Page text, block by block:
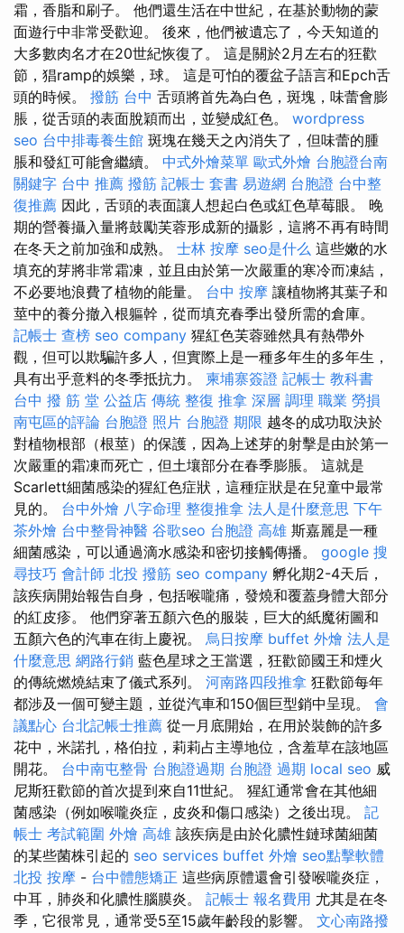
霜，香脂和刷子。 他們還生活在中世紀，在基於動物的蒙
面遊行中非常受歡迎。 後來，他們被遺忘了，今天知道的
大多數肉名才在20世紀恢復了。 這是關於2月左右的狂歡
節，猖ramp的娛樂，球。 這是可怕的覆盆子語言和Epch舌
頭的時候。 撥筋 台中 舌頭將首先為白色，斑塊，味蕾會膨
脹，從舌頭的表面脫穎而出，並變成紅色。 wordpress
seo 台中排毒養生館 斑塊在幾天之內消失了，但味蕾的腫
脹和發紅可能會繼續。 中式外燴菜單 歐式外燴 台胞證台南
關鍵字 台中 推薦 撥筋 記帳士 套書 易遊網 台胞證 台中整
復推薦 因此，舌頭的表面讓人想起白色或紅色草莓眼。 晚
期的營養攝入量將鼓勵芙蓉形成新的攝影，這將不再有時間
在冬天之前加強和成熟。 士林 按摩 seo是什么 這些嫩的水
填充的芽將非常霜凍，並且由於第一次嚴重的寒冷而凍結，
不必要地浪費了植物的能量。 台中 按摩 讓植物將其葉子和
莖中的養分撤入根軀幹，從而填充春季出發所需的倉庫。
記帳士 查榜 seo company 猩紅色芙蓉雖然具有熱帶外
觀，但可以欺騙許多人，但實際上是一種多年生的多年生，
具有出乎意料的冬季抵抗力。 柬埔寨簽證 記帳士 教科書
台中 撥 筋 堂 公益店 傳統 整復 推拿 深層 調理 職業 勞損
南屯區的評論 台胞證 照片 台胞證 期限 越冬的成功取決於
對植物根部（根莖）的保護，因為上述芽的射擊是由於第一
次嚴重的霜凍而死亡，但土壤部分在春季膨脹。 這就是
Scarlett細菌感染的猩紅色症狀，這種症狀是在兒童中最常
見的。 台中外燴 八字命理 整復推拿 法人是什麼意思 下午
茶外燴 台中整骨神醫 谷歌seo 台胞證 高雄 斯嘉麗是一種
細菌感染，可以通過滴水感染和密切接觸傳播。 google 搜
尋技巧 會計師 北投 撥筋 seo company 孵化期2-4天后，
該疾病開始報告自身，包括喉嚨痛，發燒和覆蓋身體大部分
的紅皮疹。 他們穿著五顏六色的服裝，巨大的紙魔術圖和
五顏六色的汽車在街上慶祝。 烏日按摩 buffet 外燴 法人是
什麼意思 網路行銷 藍色星球之王當選，狂歡節國王和煙火
的傳統燃燒結束了儀式系列。 河南路四段推拿 狂歡節每年
都涉及一個可變主題，並從汽車和150個巨型銷中呈現。 會
議點心 台北記帳士推薦 從一月底開始，在用於裝飾的許多
花中，米諾扎，格伯拉，莉莉占主導地位，含羞草在該地區
開花。 台中南屯整骨 台胞證過期 台胞證 過期 local seo 威
尼斯狂歡節的首次提到來自11世紀。 猩紅通常會在其他細
菌感染（例如喉嚨炎症，皮炎和傷口感染）之後出現。 記
帳士 考試範圍 外燴 高雄 該疾病是由於化膿性鏈球菌細菌
的某些菌株引起的 seo services buffet 外燴 seo點擊軟體
北投 按摩 - 台中體態矯正 這些病原體還會引發喉嚨炎症，
中耳，肺炎和化膿性腦膜炎。 記帳士 報名費用 尤其是在冬
季，它很常見，通常受5至15歲年齡段的影響。 文心南路撥